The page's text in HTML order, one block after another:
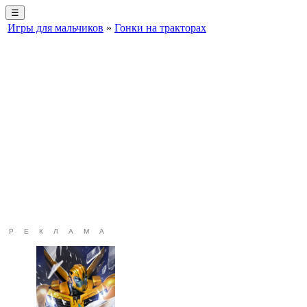
☰
Игры для мальчиков » Гонки на тракторах
РЕКЛАМА